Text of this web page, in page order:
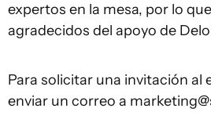
expertos en la mesa, por lo
agradecidos del apoyo de
Para solicitar una invitación al
enviar un correo a